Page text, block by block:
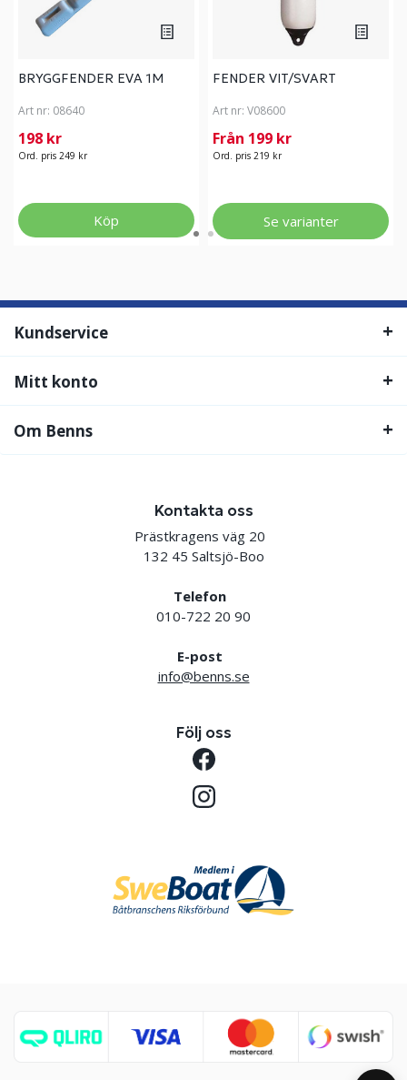
BRYGGFENDER EVA 1M
Art nr: 08640
198 kr
Ord. pris 249 kr
Köp
FENDER VIT/SVART
Art nr: V08600
Från 199 kr
Ord. pris 219 kr
Se varianter
Kundservice
Mitt konto
Om Benns
Kontakta oss
Prästkragens väg 20
132 45 Saltsjö-Boo
Telefon
010-722 20 90
E-post
info@benns.se
Följ oss